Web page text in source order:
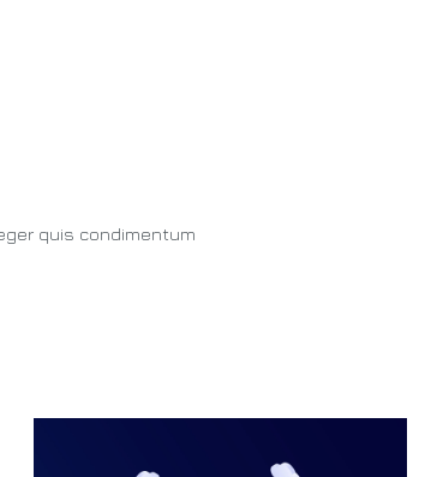
quis condimentum